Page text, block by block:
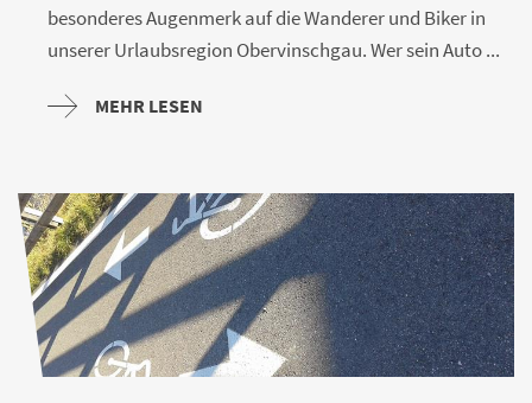
besonderes Augenmerk auf die Wanderer und Biker in
unserer Urlaubsregion Obervinschgau. Wer sein Auto ...
MEHR LESEN